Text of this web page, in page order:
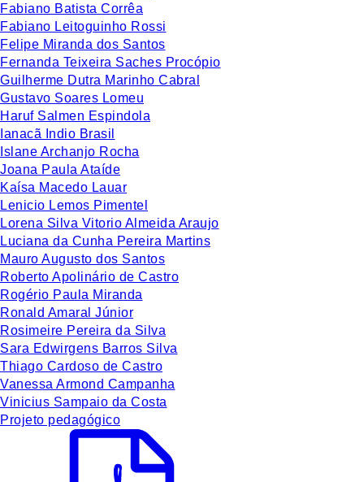
Fabiano Batista Corrêa
Fabiano Leitoguinho Rossi
Felipe Miranda dos Santos
Fernanda Teixeira Saches Procópio
Guilherme Dutra Marinho Cabral
Gustavo Soares Lomeu
Haruf Salmen Espindola
Ianacã Indio Brasil
Islane Archanjo Rocha
Joana Paula Ataíde
Kaísa Macedo Lauar
Lenicio Lemos Pimentel
Lorena Silva Vitorio Almeida Araujo
Luciana da Cunha Pereira Martins
Mauro Augusto dos Santos
Roberto Apolinário de Castro
Rogério Paula Miranda
Ronald Amaral Júnior
Rosimeire Pereira da Silva
Sara Edwirgens Barros Silva
Thiago Cardoso de Castro
Vanessa Armond Campanha
Vinicius Sampaio da Costa
Projeto pedagógico